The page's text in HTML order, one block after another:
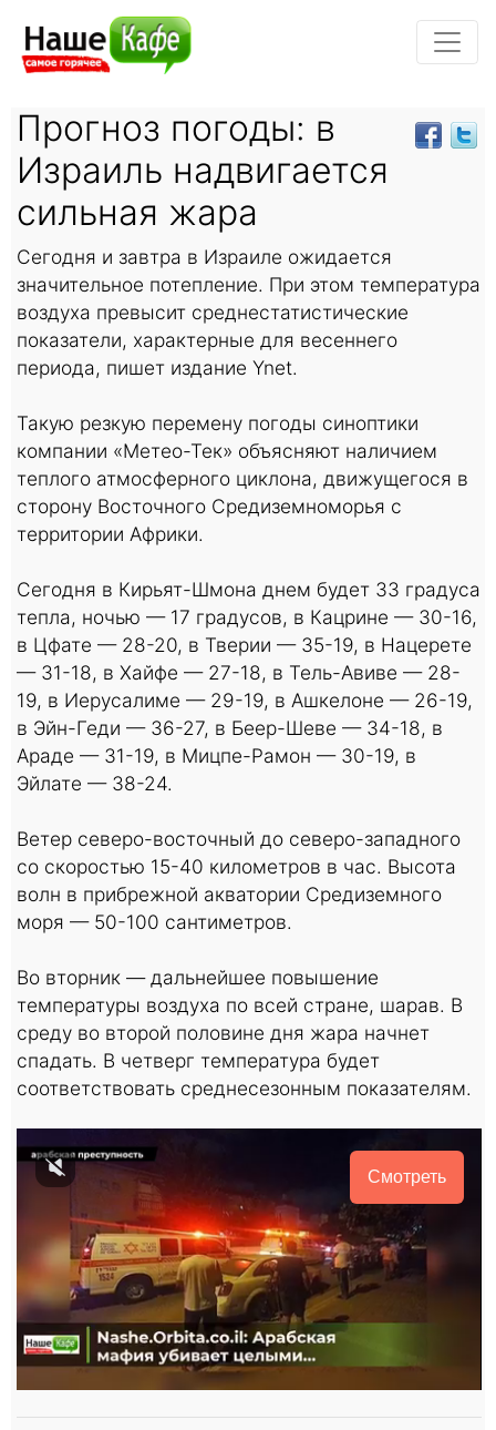
Прогноз погоды: в
Израиль надвигается
сильная жара
Сегодня и завтра в Израиле ожидается
значительное потепление. При этом температура
воздуха превысит среднестатистические
показатели, характерные для весеннего
периода, пишет издание Ynet.
Такую резкую перемену погоды синоптики
компании «Метео-Тек» объясняют наличием
теплого атмосферного циклона, движущегося в
сторону Восточного Средиземноморья с
территории Африки.
Сегодня в Кирьят-Шмона днем будет 33 градуса
тепла, ночью — 17 градусов, в Кацрине — 30-16,
в Цфате — 28-20, в Тверии — 35-19, в Нацерете
— 31-18, в Хайфе — 27-18, в Тель-Авиве — 28-
19, в Иерусалиме — 29-19, в Ашкелоне — 26-19,
в Эйн-Геди — 36-27, в Беер-Шеве — 34-18, в
Араде — 31-19, в Мицпе-Рамон — 30-19, в
Эйлате — 38-24.
Ветер северо-восточный до северо-западного
со скоростью 15-40 километров в час. Высота
волн в прибрежной акватории Средиземного
моря — 50-100 сантиметров.
Во вторник — дальнейшее повышение
температуры воздуха по всей стране, шарав. В
среду во второй половине дня жара начнет
спадать. В четверг температура будет
соответствовать среднесезонным показателям.
Смотреть